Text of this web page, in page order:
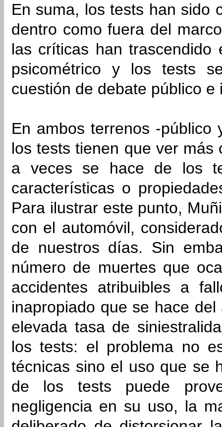
En suma, los tests han sido
dentro como fuera del
las críticas han
psicométrico y los tests
cuestión de debate público e
En ambos terrenos -público
los tests tienen que ver
a veces se hace de los
características o
Para ilustrar este punto,
con el automóvil,
de nuestros días. Sin
número de muertes que
accidentes atribuibles a
inapropiado que se hace
elevada tasa de
los tests: el problema no
técnicas sino el uso que se
de los tests puede
negligencia en su uso, la